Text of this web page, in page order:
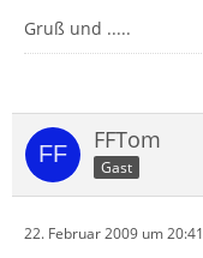
Gruß und .....
FFTom
Gast
22. Februar 2009 um 20:41